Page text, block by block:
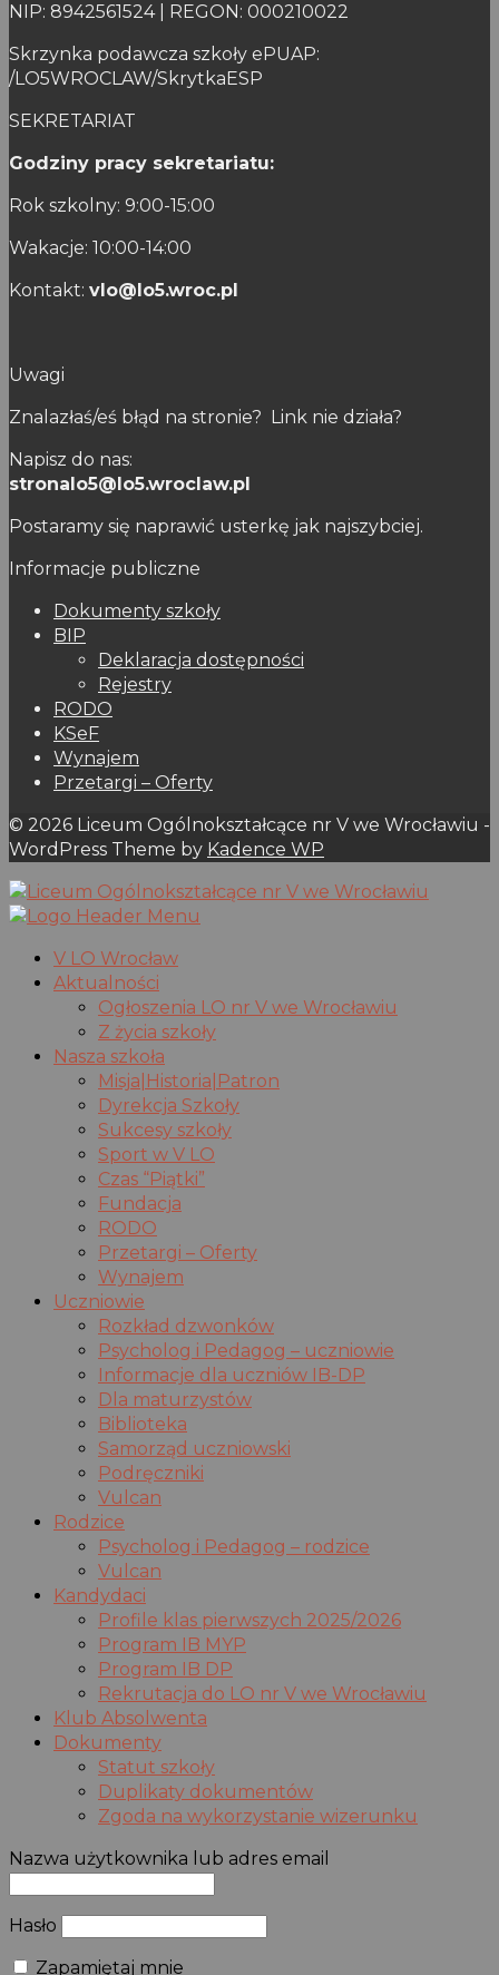
NIP: 8942561524 | REGON: 000210022
Skrzynka podawcza szkoły ePUAP:
/LO5WROCLAW/SkrytkaESP
SEKRETARIAT
Godziny pracy sekretariatu:
Rok szkolny: 9:00-15:00
Wakacje: 10:00-14:00
Kontakt: vlo@lo5.wroc.pl
Uwagi
Znalazłaś/eś błąd na stronie? Link nie działa?
Napisz do nas:
stronalo5@lo5.wroclaw.pl
Postaramy się naprawić usterkę jak najszybciej.
Informacje publiczne
Dokumenty szkoły
BIP
Deklaracja dostępności
Rejestry
RODO
KSeF
Wynajem
Przetargi – Oferty
© 2026 Liceum Ogólnokształcące nr V we Wrocławiu -
WordPress Theme by Kadence WP
V LO Wrocław
Aktualności
Ogłoszenia LO nr V we Wrocławiu
Z życia szkoły
Nasza szkoła
Misja|Historia|Patron
Dyrekcja Szkoły
Sukcesy szkoły
Sport w V LO
Czas “Piątki”
Fundacja
RODO
Przetargi – Oferty
Wynajem
Uczniowie
Rozkład dzwonków
Psycholog i Pedagog – uczniowie
Informacje dla uczniów IB-DP
Dla maturzystów
Biblioteka
Samorząd uczniowski
Podręczniki
Vulcan
Rodzice
Psycholog i Pedagog – rodzice
Vulcan
Kandydaci
Profile klas pierwszych 2025/2026
Program IB MYP
Program IB DP
Rekrutacja do LO nr V we Wrocławiu
Klub Absolwenta
Dokumenty
Statut szkoły
Duplikaty dokumentów
Zgoda na wykorzystanie wizerunku
Nazwa użytkownika lub adres email
Hasło
Zapamiętaj mnie